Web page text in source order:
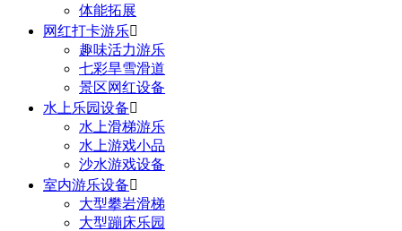
体能拓展
网红打卡游乐
趣味活力游乐
七彩旱雪滑道
景区网红设备
水上乐园设备
水上滑梯游乐
水上游戏小品
沙水游戏设备
室内游乐设备
大型攀岩滑梯
大型蹦床乐园